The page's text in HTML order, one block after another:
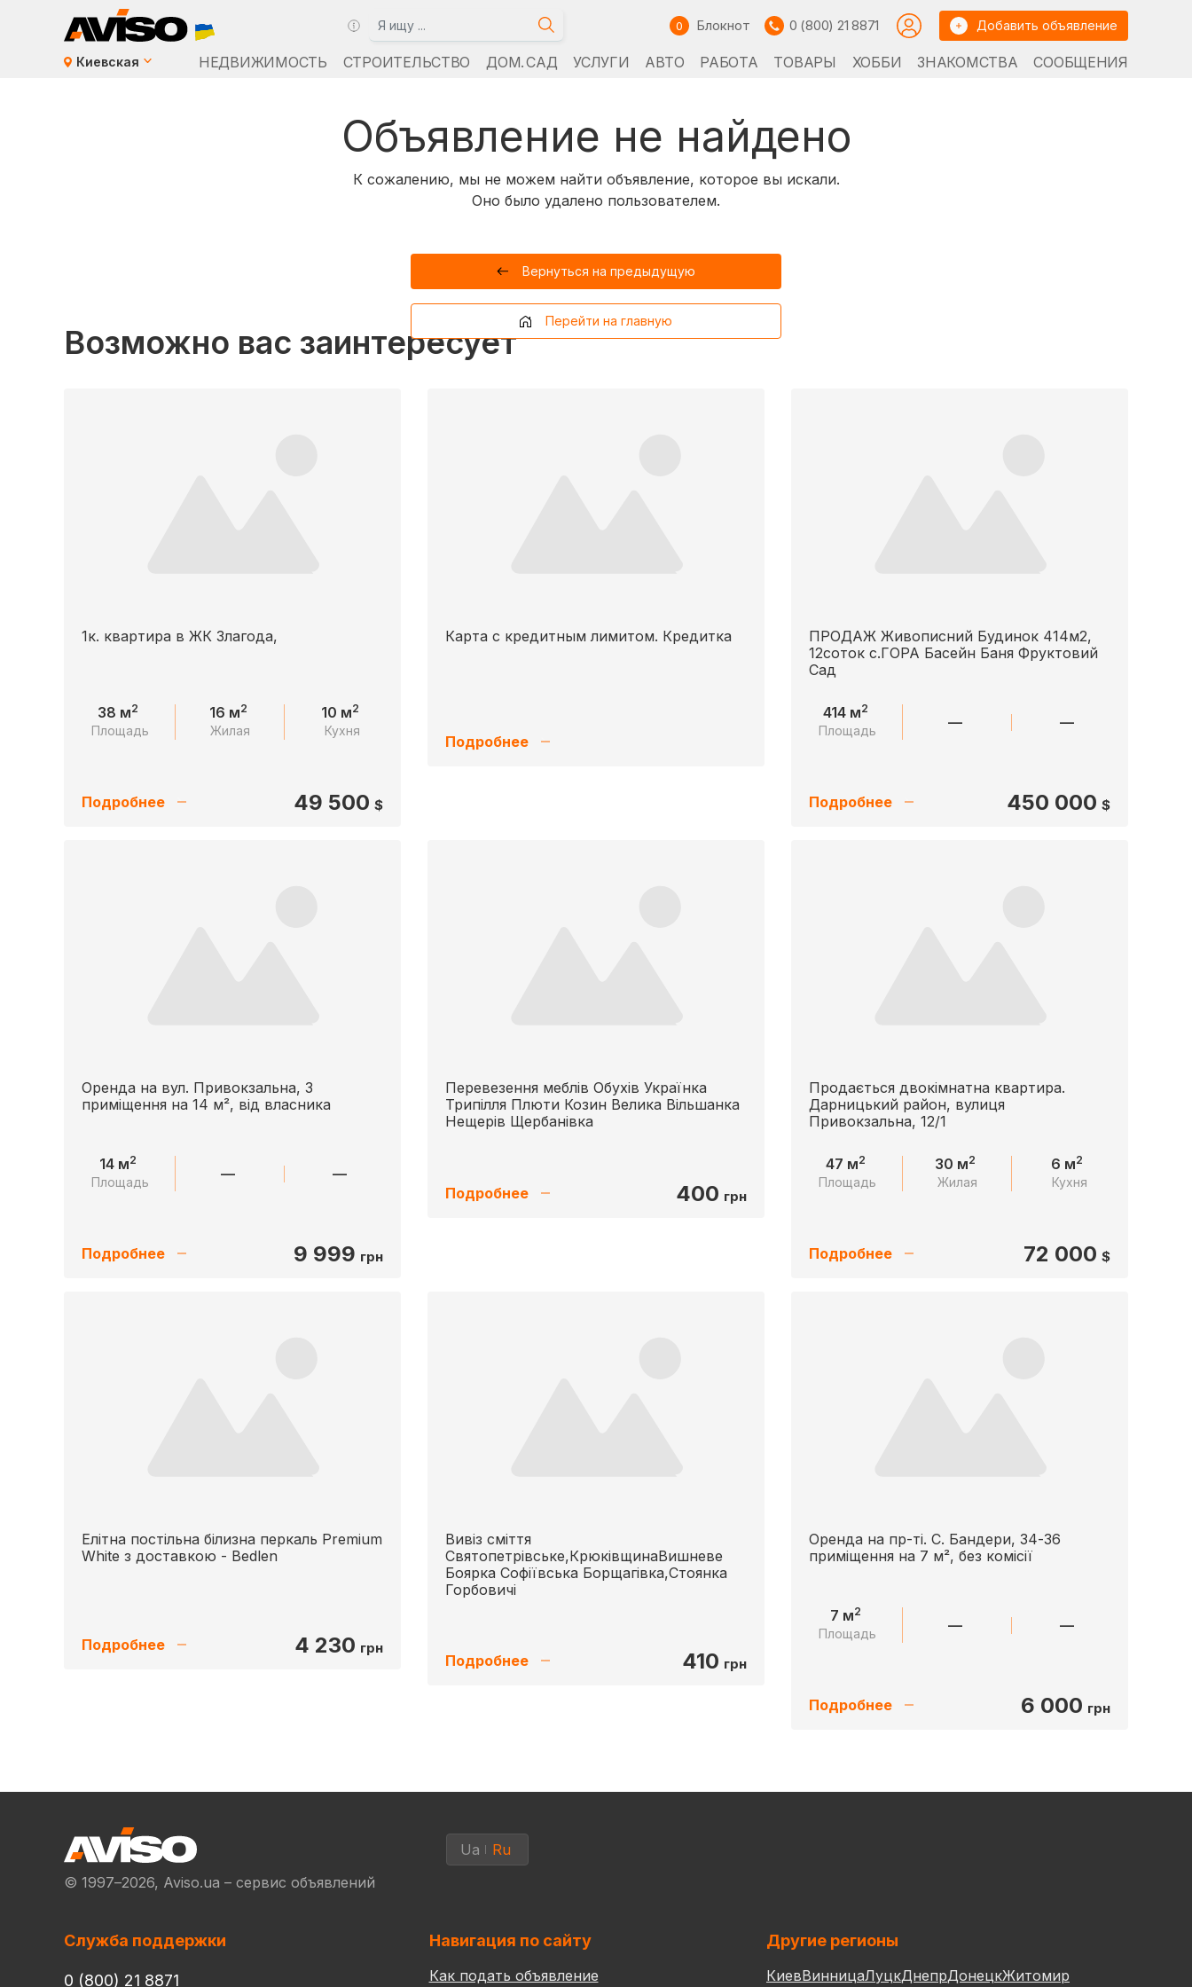
0 Блокнот 0 (800) 21 8871 Добавить объявление
Киевская НЕДВИЖИМОСТЬ СТРОИТЕЛЬСТВО ДОМ. САД УСЛУГИ АВТО РАБОТА ТОВАРЫ ХОББИ ЗНАКОМСТВА СООБЩЕНИЯ
Объявление не найдено
К сожалению, мы не можем найти объявление, которое вы искали.
Оно было удалено пользователем.
Вернуться на предыдущую
Перейти на главную
Возможно вас заинтересует
1к. квартира в ЖК Злагода,
38 м2
Площадь
16 м2
Жилая
10 м2
Кухня
Подробнее 49 500 $
Карта с кредитным лимитом. Кредитка
Подробнее
ПРОДАЖ Живописний Будинок 414м2,
12соток с.ГОРА Басейн Баня Фруктовий
Сад
414 м2
Площадь — —
Подробнее 450 000 $
Оренда на вул. Привокзальна, 3
приміщення на 14 м², від власника
14 м2
Площадь — —
Подробнее 9 999 грн
Перевезення меблів Обухів Українка
Трипілля Плюти Козин Велика Вільшанка
Нещерів Щербанівка
Подробнее 400 грн
Продається двокімнатна квартира.
Дарницький район, вулиця
Привокзальна, 12/1
47 м2
Площадь
30 м2
Жилая
6 м2
Кухня
Подробнее 72 000 $
Елітна постільна білизна перкаль Premium
White з доставкою - Bedlen
Подробнее 4 230 грн
Вивіз сміття
Святопетрівське,КрюківщинаВишневе
Боярка Софіївська Борщагівка,Стоянка
Горбовичі
Подробнее 410 грн
Оренда на пр-ті. С. Бандери, 34-36
приміщення на 7 м², без комісії
7 м2
Площадь — —
Подробнее 6 000 грн
© 1997–2026, Aviso.ua – сервис объявлений
Ua Ru
Служба поддержки
0 (800) 21 8871
Навигация по сайту
Как подать объявление
Другие регионы
КиевВинницаЛуцкДнепрДонецкЖитомир